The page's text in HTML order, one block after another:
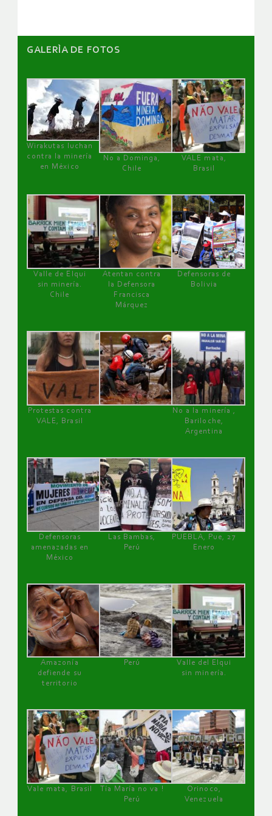
GALERÌA DE FOTOS
Wirakutas luchan
contra la minería
en México
No a Dominga,
Chile
VALE mata,
Brasil
Valle de Elqui
sin minería.
Chile
Atentan contra
la Defensora
Francisca
Márquez
Defensoras de
Bolivia
Protestas contra
VALE, Brasil
No a la minería ,
Bariloche,
Argentina
Defensoras
amenazadas en
México
Las Bambas,
Perú
PUEBLA, Pue, 27
Enero
Amazonía
defiende su
territorio
Perú
Valle del Elqui
sin minería.
Vale mata, Brasil
Tía María no va !
Perú
Orinoco,
Venezuela